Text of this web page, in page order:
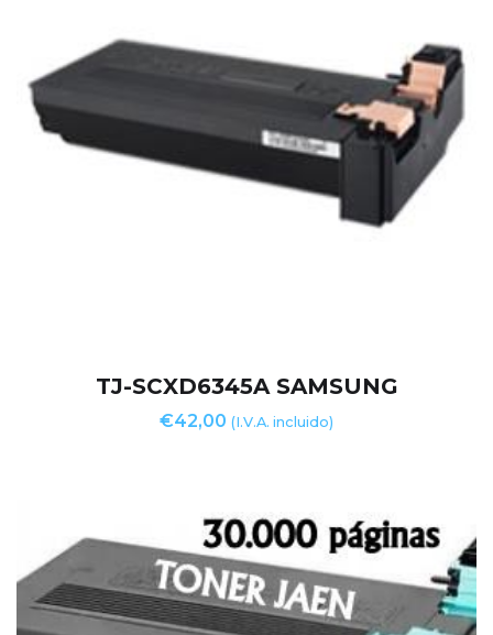
TJ-SCXD6345A SAMSUNG
€42,00 (I.V.A. incluido)